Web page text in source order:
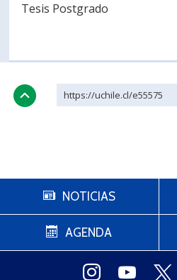
Tesis Postgrado
https://uchile.cl/e55575
NOTICIAS
AGENDA